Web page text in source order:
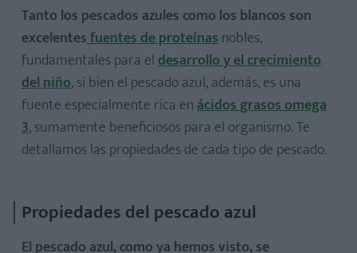
Lista de pescados blancos
Tanto los pescados azules como los blancos son
excelentesfuentes de proteínasnobles,
fundamentales para eldesarrollo y el crecimiento
del niño, si bien el pescado azul, además, es una
fuente especialmente rica enácidos grasos omega
3, sumamente beneficiosos para el organismo. Te
detallamos las propiedades de cada tipo de pescado.
Propiedades del pescado azul
El pescado azul, como ya hemos visto, se